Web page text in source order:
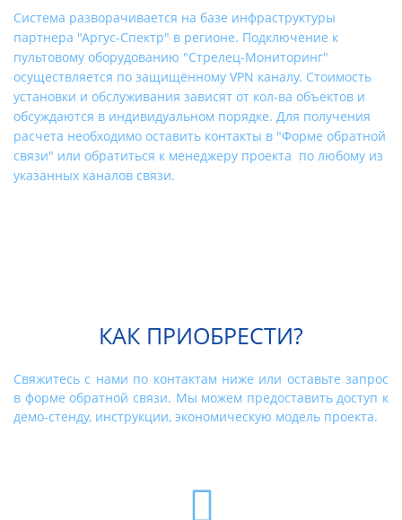
Система разворачивается на базе инфраструктуры
партнера "Аргус-Спектр" в регионе. Подключение к
пультовому оборудованию "Стрелец-Мониторинг"
осуществляется по защищённому VPN каналу. Стоимость
установки и обслуживания зависят от кол-ва объектов и
обсуждаются в индивидуальном порядке. Для получения
расчета необходимо оставить контакты в "Форме обратной
связи" или обратиться к менеджеру проекта по любому из
указанных каналов связи.
КАК ПРИОБРЕСТИ?
Свяжитесь с нами по контактам ниже или оставьте запрос
в форме обратной связи. Мы можем предоставить доступ к
демо-стенду, инструкции, экономическую модель проекта.